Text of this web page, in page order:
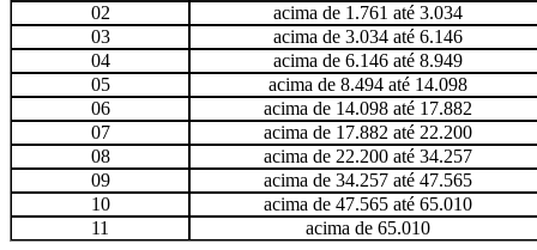
02
acima de 1.761 até 3.034
03
acima de 3.034 até 6.146
04
acima de 6.146 até 8.949
05
acima de 8.494 até 14.098
06
acima de 14.098 até 17.882
07
acima de 17.882 até 22.200
08
acima de 22.200 até 34.257
09
acima de 34.257 até 47.565
10
acima de 47.565 até 65.010
11
acima de 65.010